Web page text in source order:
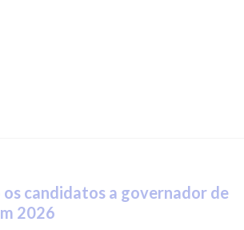
os candidatos a governador de
2026